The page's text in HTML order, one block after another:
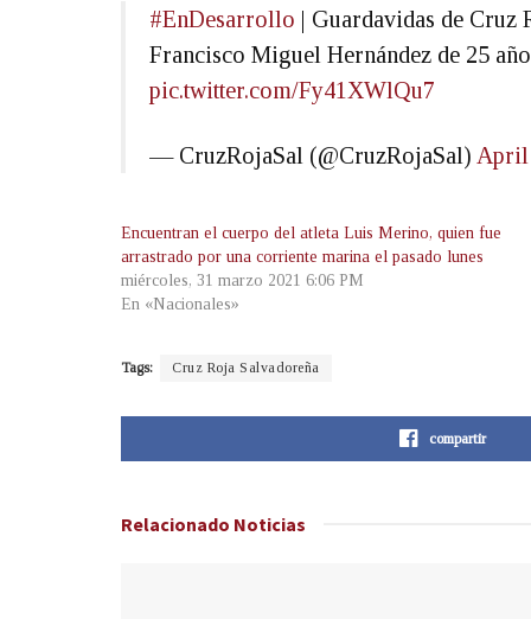
#EnDesarrollo | Guardavidas de Cruz
Francisco Miguel Hernández de 25
pic.twitter.com/Fy41XWlQu7
— CruzRojaSal (@CruzRojaSal) April
Encuentran el cuerpo del atleta Luis Merino, quien fue
arrastrado por una corriente marina el pasado lunes
miércoles, 31 marzo 2021 6:06 PM
En «Nacionales»
Tags: Cruz Roja Salvadoreña
compartir
Relacionado Noticias